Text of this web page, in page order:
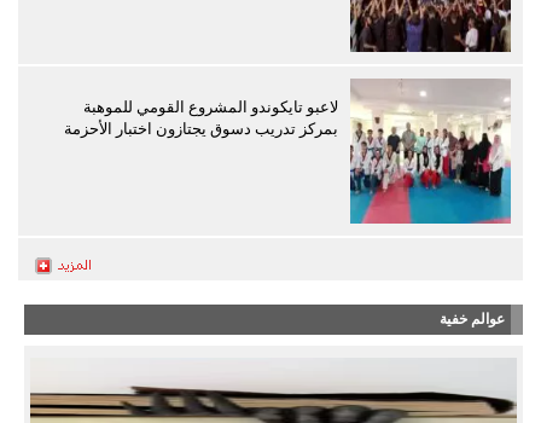
لاعبو تايكوندو المشروع القومي للموهبة
بمركز تدريب دسوق يجتازون اختبار الأحزمة
عوالم خفية